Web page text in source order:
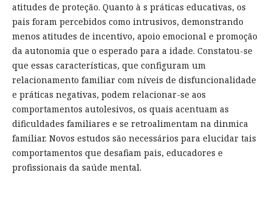
atitudes de proteção. Quanto à s práticas educativas, os
pais foram percebidos como intrusivos, demonstrando
menos atitudes de incentivo, apoio emocional e promoção
da autonomia que o esperado para a idade. Constatou-se
que essas características, que configuram um
relacionamento familiar com níveis de disfuncionalidade
e práticas negativas, podem relacionar-se aos
comportamentos autolesivos, os quais acentuam as
dificuldades familiares e se retroalimentam na dinmica
familiar. Novos estudos são necessários para elucidar tais
comportamentos que desafiam pais, educadores e
profissionais da saúde mental.